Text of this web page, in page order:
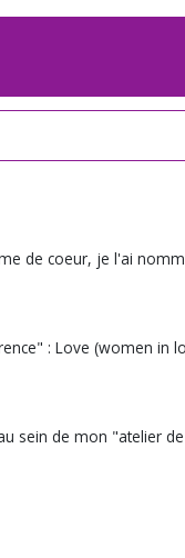
de coeur, je l'ai
: Love (women in
sein de mon "atelier